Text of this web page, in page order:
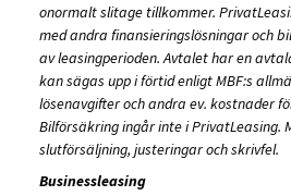
onormalt slitage tillkommer.
med andra finansieringslösningar och
av leasingperioden. Avtalet har en
kan sägas upp i förtid enligt MBF:s
lösenavgifter och andra ev. kostnader
Bilförsäkring ingår inte i PrivatLeasing.
slutförsäljning, justeringar och skrivfel.
Businessleasing